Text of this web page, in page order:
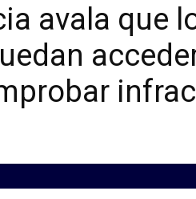
avala que